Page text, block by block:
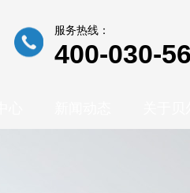
服务热线：
400-030-